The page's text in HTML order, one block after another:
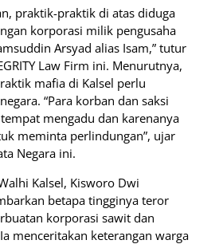
praktik-praktik di atas diduga
korporasi milik pengusaha
Arsyad alias Isam,” tutur
Law Firm ini. Menurutnya,
mafia di Kalsel perlu
“Para korban dan saksi
mengadu dan karenanya
meminta perlindungan”, ujar
Negara ini.
Kalsel, Kisworo Dwi
betapa tingginya teror
korporasi sawit dan
menceritakan keterangan warga